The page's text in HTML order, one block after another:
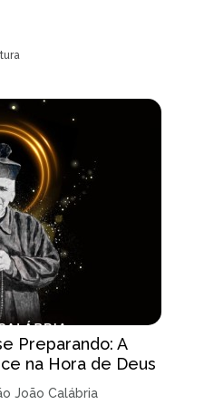
Preparando: A
na Hora de Deus
João Calábria